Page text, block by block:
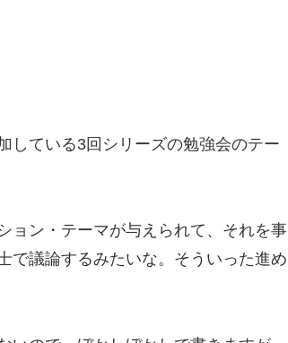
している3回シリーズの勉強会のテー
ョン・テーマが与えられて、それを事
で議論するみたいな。そういった進め